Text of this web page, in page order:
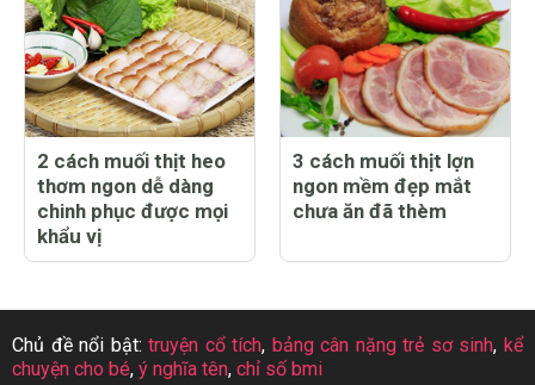
2 cách muối thịt heo
thơm ngon dễ dàng
chinh phục được mọi
khẩu vị
3 cách muối thịt lợn
ngon mềm đẹp mắt
chưa ăn đã thèm
Chủ đề nổi bật:truyện cổ tích, bảng cân nặng trẻ sơ sinh,kể
chuyện cho bé, ý nghĩa tên, chỉ số bmi